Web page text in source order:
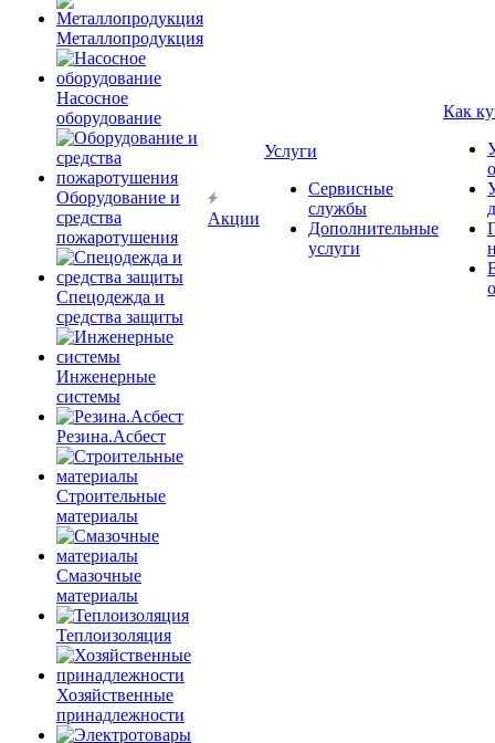
Металлопродукция
Насосное
оборудование
Оборудование и
средства
пожаротушения
Спецодежда и
средства защиты
Инженерные
системы
Резина.Асбест
Строительные
материалы
Смазочные
материалы
Теплоизоляция
Хозяйственные
принадлежности
Акции
Услуги
Сервисные
службы
Дополнительные
услуги
Как